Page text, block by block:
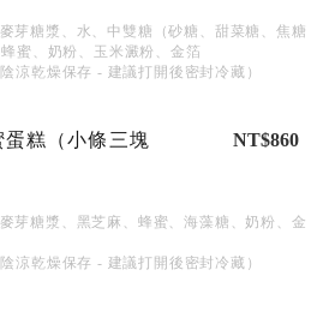
芽糖漿、水、中雙糖（砂糖、甜菜糖、焦糖
蜜、奶粉、玉米澱粉、金箔
涼乾燥保存 - 建議打開後密封冷藏）
糕（小條三塊
NT$860
芽糖漿、黑芝麻、蜂蜜、海藻糖、奶粉、金
涼乾燥保存 - 建議打開後密封冷藏）